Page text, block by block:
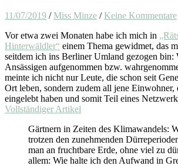
11/07/2019 /Miss Minze /Keine Kommentare
Vor etwa zwei Monaten habe ich mich in
Hinterwäldler“ einem Thema gewidmet, das
seitdem ich ins Berliner Umland gezogen bin:
Ansässigen aufgenommen bzw.
meinte ich nicht nur Leute, die schon seit
Ort leben, sondern zudem all jene Einwohner,
eingelebt haben und somit Teil eines
Vollständiger Artikel
Gärtnern in Zeiten des Klimawandels:
trotzen den zunehmenden
man an fruchtbare Erde, ohne viel zu
allem: Wie halte ich den Aufwand in